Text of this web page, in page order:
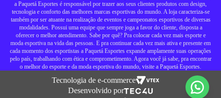
a Paquetá Esportes é responsável por trazer aos seus clientes produtos com design,
tecnologia e conforto das melhores marcas esportivas do mundo. A loja caracteriza-se
também por ser atuante na realização de eventos e campeonatos esportivos de diversas
modalidades. Possui uma equipe que sempre joga a favor do cliente, disposta a
oferecer o melhor atendimento. Sabe por quê? Pra colocar cada vez mais esporte e
moda esportiva na vida das pessoas. E pra continuar cada vez mais ativa e presente em
cada momento dos esportistas a Paquetá Esportes expande amplamente suas operações
pelo país, trabalhando com ética e comprometimento. Agora você já sabe, pra encontrar
o melhor do esporte e da moda esportiva do mundo, visite a Paquetá Esportes.
Tecnologia de e-commerce
Desenvolvido por